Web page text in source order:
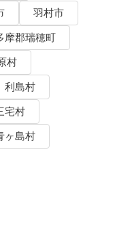
羽村市
摩郡瑞穂町
村
利島村
宅村
ヶ島村